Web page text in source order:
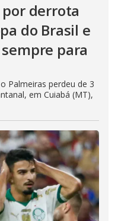
derrota
do Brasil e
para
Palmeiras perdeu de 3
em Cuiabá (MT),